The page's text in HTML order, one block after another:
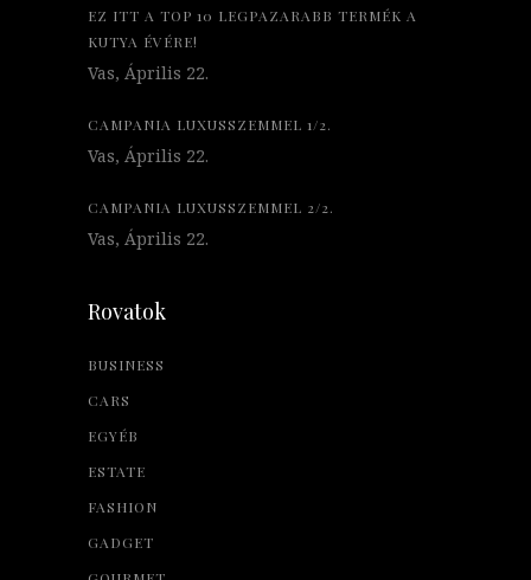
EZ ITT A TOP 10 LEGPAZARABB TERMÉK A
KUTYA ÉVÉRE!
Vas, Április 22.
CAMPANIA LUXUSSZEMMEL 1/2.
Vas, Április 22.
CAMPANIA LUXUSSZEMMEL 2/2.
Vas, Április 22.
Rovatok
BUSINESS
CARS
EGYÉB
ESTATE
FASHION
GADGET